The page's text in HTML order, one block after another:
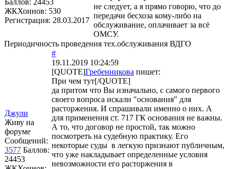
ЖКХоинов: 530
Регистрация: 28.03.2017
не следует, а я прямо говорю, что до
передачи бесхоза кому-либо на
обслуживание, оплачивает за всё
ОМСУ.
Периодичность проведения тех.обслуживания ВДГО
Джули
Живу на
форуме
Сообщений:
3577 Баллов:
24453
#
19.11.2019 10:24:59
[QUOTE]Гребенникова пишет:
При чем тут[/QUOTE]
да притом что Вы изначально, с самого первого
своего вопроса искали "основания" для
расторжения. И спрашивали именно о них. А
для применения ст. 717 ГК основания не важны.
А то, что договор не простой, так можно
посмотреть на судебную практику. Его
некоторые суды в легкую признают публичным,
что уже накладывает определенные условия
невозможности его расторжения в